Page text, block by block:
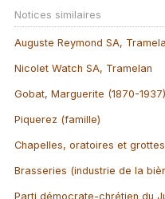
Notices similaires
Auguste Reymond SA,
Nicolet Watch SA, Tramelan
Gobat, Marguerite (1870-1937)
Piquerez (famille)
Chapelles, oratoires et grottes
Brasseries (industrie de la
Parti démocrate-chrétien du